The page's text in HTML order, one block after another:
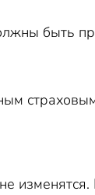
быть